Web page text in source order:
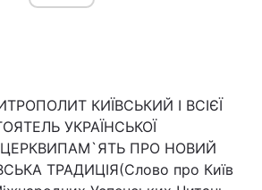
КИЇВСЬКИЙ І ВСІЄЇ
УКРАЇНСЬКОЇ
ПРО НОВИЙ
ТРАДИЦІЯ(Слово про Київ